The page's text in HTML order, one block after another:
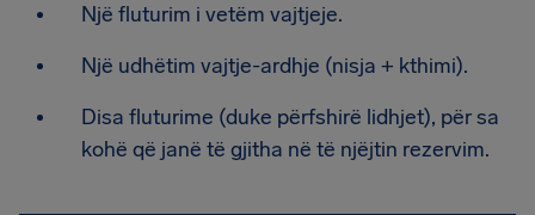
Një fluturim i vetëm vajtjeje.
Një udhëtim vajtje-ardhje (nisja + kthimi).
Disa fluturime (duke përfshirë lidhjet), për sa
kohë që janë të gjitha në të njëjtin rezervim.